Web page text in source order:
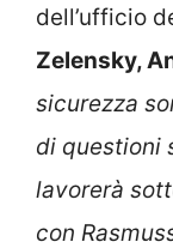
dell’ufficio
Zelensky,
sicurezza
di questioni
lavorerà
con